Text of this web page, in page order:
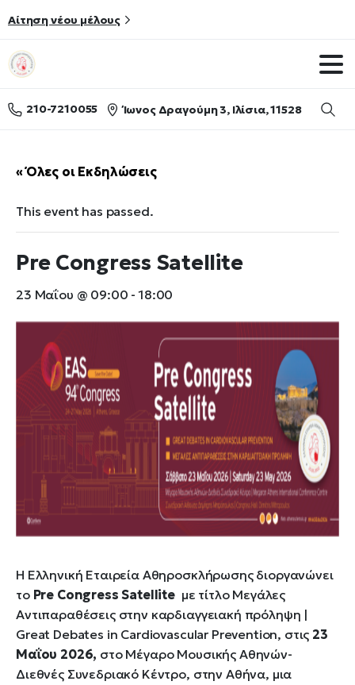
Αίτηση νέου μέλους
210-7210055 Ίωνος Δραγούμη 3, Ιλίσια, 11528
« Όλες οι Εκδηλώσεις
This event has passed.
Pre Congress Satellite
23 Μαΐου @ 09:00 -18:00
Η Ελληνική Εταιρεία Αθηροσκλήρωσης διοργανώνει
το Pre Congress Satellite με τίτλο Μεγάλες
Αντιπαραθέσεις στην καρδιαγγειακή πρόληψη |
Great Debates in Cardiovascular Prevention, στις 23
Μαΐου 2026, στο Μέγαρο Μουσικής Αθηνών-
Διεθνές Συνεδριακό Κέντρο, στην Αθήνα, μια